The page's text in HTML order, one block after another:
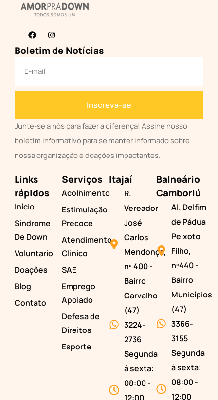
Boletim de Notícias
Inscreva-se
Junte-se a nós para fazer a diferença! Assine nosso
boletim informativo para se manter informado sobre
nossa organização e doações impactantes.
Links
rápidos
Início
Sindrome
De Down
Voluntario
Doações
Blog
Contato
Serviços
Acolhimento
Estimulação
Precoce
Atendimento
Clinico
SAE
Emprego
Apoiado
Defesa de
Direitos
Esporte
Itajaí
R.
Vereador
José
Carlos
Mendonça,
nº 400 -
Bairro
Carvalho
(47)
3224-
2736
Segunda
à sexta:
08:00 -
12:00
Balneário
Camboriú
Al. Delfim
de Pádua
Peixoto
Filho,
nº440 -
Bairro
Municípios
(47)
3366-
3155
Segunda
à sexta:
08:00 -
12:00